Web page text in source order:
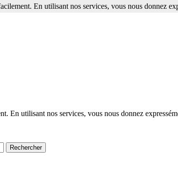
En utilisant nos services, vous nous donnez
En utilisant nos services, vous nous donnez